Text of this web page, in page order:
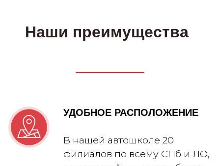
Читать больше отзывов: